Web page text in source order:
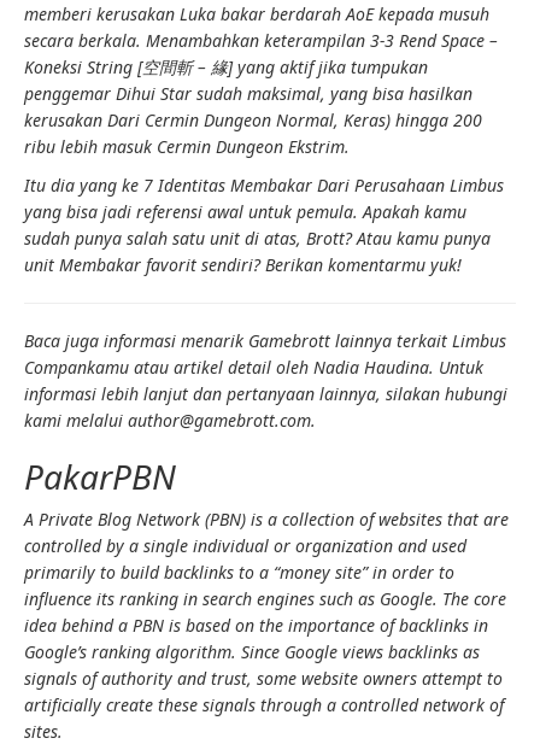
memberi kerusakan Luka bakar berdarah AoEkepada musuh
secara berkala. Menambahkan keterampilan 3-3 Rend Space –
Koneksi String [空間斬 – 緣]yang aktif jika tumpukan
penggemar Dihui Star sudah maksimal, yang bisa hasilkan
kerusakan Dari Cermin Dungeon Normal, Keras) hingga 200
ribu lebih masuk Cermin Dungeon Ekstrim.
Itu dia yang ke 7Identitas Membakar Dari Perusahaan Limbus
yang bisa jadi referensi awal untuk pemula. Apakah kamu
sudah punya salah satu unit di atas, Brott? Atau kamu punya
unit Membakar favorit sendiri? Berikan komentarmu yuk!
Baca juga informasi menarik Gamebrott lainnya terkait Limbus
Compankamu atau artikel detail oleh Nadia Haudina. Untuk
informasi lebih lanjut dan pertanyaan lainnya, silakan hubungi
kami melalui author@gamebrott.com.
PakarPBN
A Private Blog Network (PBN) is a collection of websites that are
controlled by a single individual or organization and used
primarily to build backlinks to a “money site” in order to
influence its ranking in search engines such as Google. The core
idea behind a PBN is based on the importance of backlinks in
Google’s ranking algorithm. Since Google views backlinks as
signals of authority and trust, some website owners attempt to
artificially create these signals through a controlled network of
sites.